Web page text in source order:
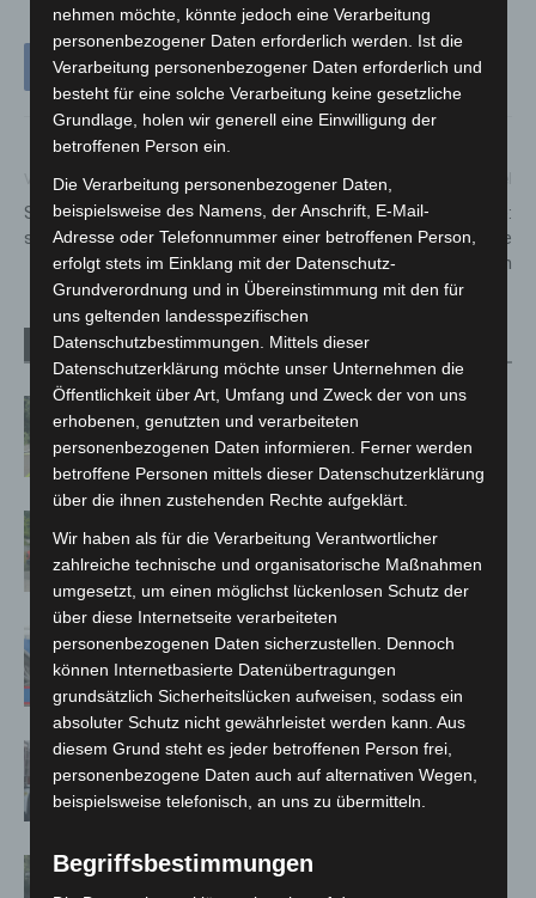
Vorheriger Artikel
Spendenaktion von dm stärkt
soziale Hilfe in Langenhagen
Tourismus als Leitökonomie:
Verbände fordern stärkere
Anerkennung in Niedersachsen
Verwandte Artikel Mehr vom Autor
Brand im „Haus der Begegnung“ in
Neuwarmbüchen schnell eingedämmt
Notfallsanitäter starten beim Roten
Kreuz
Mann läuft mit Hockeyschläger über
A7 – Polizei sucht Zeugen
Celle: Mensch stirbt bei Bagger-Unfall
auf Baustelle
Gasleitung bei McDonald’s-Umbau in
nehmen möchte, könnte jedoch eine Verarbeitung
personenbezogener Daten erforderlich werden. Ist die
Verarbeitung personenbezogener Daten erforderlich und
besteht für eine solche Verarbeitung keine gesetzliche
Grundlage, holen wir generell eine Einwilligung der
betroffenen Person ein.
Die Verarbeitung personenbezogener Daten,
beispielsweise des Namens, der Anschrift, E-Mail-
Adresse oder Telefonnummer einer betroffenen Person,
erfolgt stets im Einklang mit der Datenschutz-
Grundverordnung und in Übereinstimmung mit den für
uns geltenden landesspezifischen
Datenschutzbestimmungen. Mittels dieser
Datenschutzerklärung möchte unser Unternehmen die
Öffentlichkeit über Art, Umfang und Zweck der von uns
erhobenen, genutzten und verarbeiteten
personenbezogenen Daten informieren. Ferner werden
betroffene Personen mittels dieser Datenschutzerklärung
über die ihnen zustehenden Rechte aufgeklärt.
Wir haben als für die Verarbeitung Verantwortlicher
zahlreiche technische und organisatorische Maßnahmen
umgesetzt, um einen möglichst lückenlosen Schutz der
über diese Internetseite verarbeiteten
personenbezogenen Daten sicherzustellen. Dennoch
können Internetbasierte Datenübertragungen
grundsätzlich Sicherheitslücken aufweisen, sodass ein
absoluter Schutz nicht gewährleistet werden kann. Aus
diesem Grund steht es jeder betroffenen Person frei,
personenbezogene Daten auch auf alternativen Wegen,
beispielsweise telefonisch, an uns zu übermitteln.
Begriffsbestimmungen